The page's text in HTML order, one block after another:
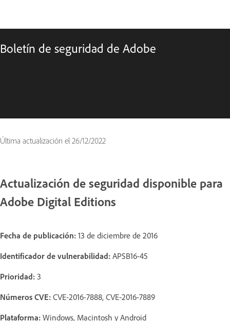
Boletín de seguridad de Adobe
Última actualización el 26/12/2022
Actualización de seguridad disponible para
Adobe Digital Editions
Fecha de publicación: 13 de diciembre de 2016
Identificador de vulnerabilidad: APSB16-45
Prioridad: 3
Números CVE: CVE-2016-7888, CVE-2016-7889
Plataforma: Windows, Macintosh y Android